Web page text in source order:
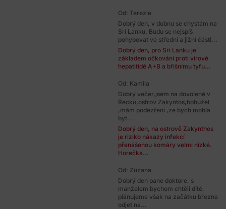
Od: Terezie
Dobrý den, v dubnu se chystám na
Srí Lanku. Budu se nejspíš
pohybovat ve střední a jižní části...
Dobrý den, pro Sri Lanku je
základem očkování proti virové
hepatitidě A+B a břišnímu tyfu...
Od: Kamila
Dobrý večer,jsem na dovolené v
Řecku,ostrov Zakyntos,bohužel
,mám podezření ,ze bych mohla
byt...
Dobrý den, na ostrově Zakynthos
je riziko nákazy infekcí
přenášenou komáry velmi nízké.
Horečka...
Od: Zuzana
Dobrý den pane doktore, s
manželem bychom chtěli dítě,
plánujeme však na začátku března
odjet na...